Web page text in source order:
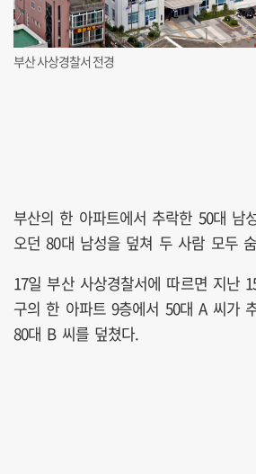
부산 사상경찰서 전경
부산의 한 아파트에서 추락한 50대 남
오던 80대 남성을 덮쳐 두 사람 모두
17일 부산 사상경찰서에 따르면 지난
구의 한 아파트 9층에서 50대 A 씨가
80대 B 씨를 덮쳤다.